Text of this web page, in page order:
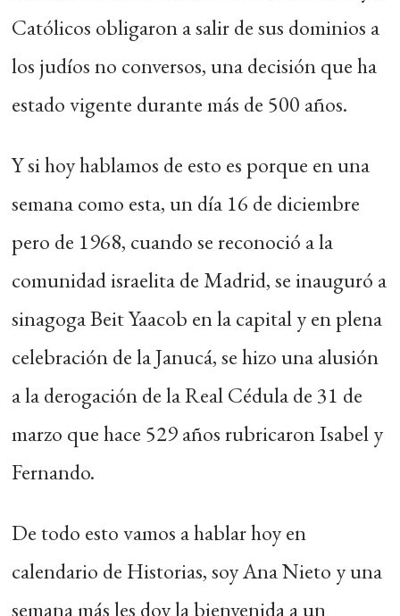
Católicos obligaron a salir de sus dominios a
los judíos no conversos, una decisión que ha
estado vigente durante más de 500 años.
Y si hoy hablamos de esto es porque en una
semana como esta, un día 16 de diciembre
pero de 1968, cuando se reconoció a la
comunidad israelita de Madrid, se inauguró a
sinagoga Beit Yaacob en la capital y en plena
celebración de la Janucá, se hizo una alusión
a la derogación de la Real Cédula de 31 de
marzo que hace 529 años rubricaron Isabel y
Fernando.
De todo esto vamos a hablar hoy en
calendario de Historias, soy Ana Nieto y una
semana más les doy la bienvenida a un